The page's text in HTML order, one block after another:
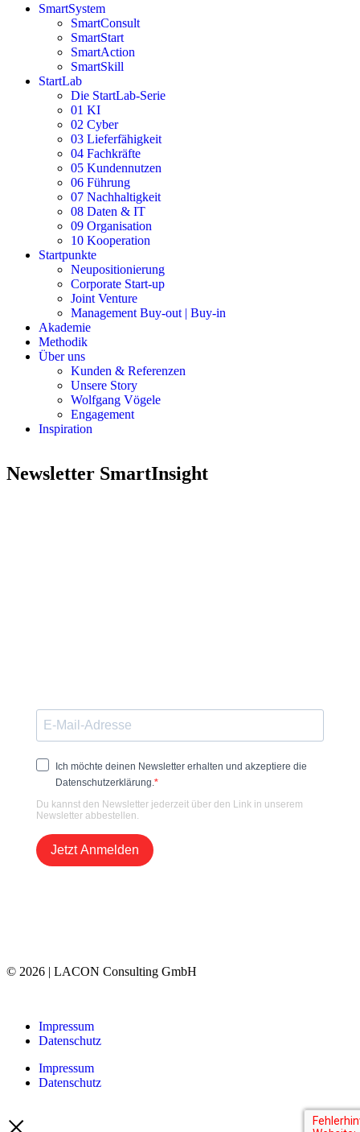
SmartSystem
SmartConsult
SmartStart
SmartAction
SmartSkill
StartLab
Die StartLab-Serie
01 KI
02 Cyber
03 Lieferfähigkeit
04 Fachkräfte
05 Kundennutzen
06 Führung
07 Nachhaltigkeit
08 Daten & IT
09 Organisation
10 Kooperation
Startpunkte
Neupositionierung
Corporate Start-up
Joint Venture
Management Buy-out | Buy-in
Akademie
Methodik
Über uns
Kunden & Referenzen
Unsere Story
Wolfgang Vögele
Engagement
Inspiration
Newsletter SmartInsight
Ich möchte deinen Newsletter erhalten und akzeptiere die
Datenschutzerklärung.
Du kannst den Newsletter jederzeit über den Link in unserem
Newsletter abbestellen.
Jetzt Anmelden
© 2026 | LACON Consulting GmbH
Impressum
Datenschutz
Impressum
Datenschutz